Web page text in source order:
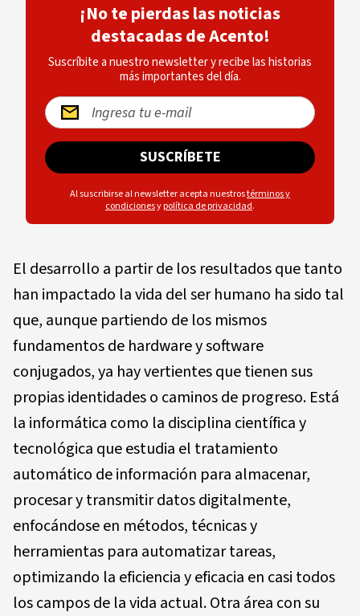
¡No te pierdas las noticias
destacadas de Acento!
Suscríbite a nuestro newsletter y recibe las historias
más importantes del día.
SUSCRÍBETE
Al suscribirse al newsletter acepta nuestrostérminos y
condicionesypolítica de privacidad.
El desarrollo a partir de los resultados que tanto
han impactado la vida del ser humano ha sido tal
que, aunque partiendo de los mismos
fundamentos de hardware y software
conjugados, ya hay vertientes que tienen sus
propias identidades o caminos de progreso. Está
la informática como la disciplina científica y
tecnológica que estudia el tratamiento
automático de información para almacenar,
procesar y transmitir datos digitalmente,
enfocándose en métodos, técnicas y
herramientas para automatizar tareas,
optimizando la eficiencia y eficacia en casi todos
los campos de la vida actual. Otra área con su